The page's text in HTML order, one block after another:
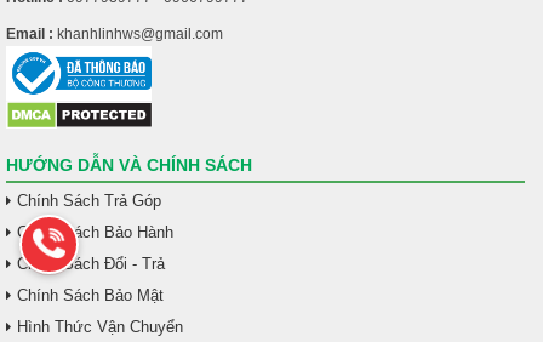
Email : khanhlinhws@gmail.com
HƯỚNG DẪN VÀ CHÍNH SÁCH
Chính Sách Trả Góp
Chính Sách Bảo Hành
Chính Sách Đổi - Trả
Chính Sách Bảo Mật
Hình Thức Vận Chuyển